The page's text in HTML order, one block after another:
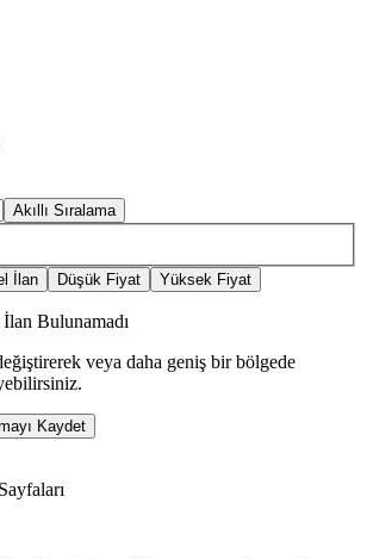
Akıllı Sıralama
İlan Düşük Fiyat Yüksek Fiyat
Bulunamadı
veya daha geniş bir bölgede
Kaydet